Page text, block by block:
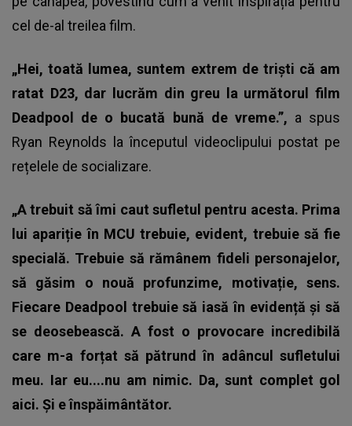
cel de-al treilea film.
„Hei, toată lumea, suntem extrem de triști că am
ratat D23, dar lucrăm din greu la următorul film
Deadpool de o bucată bună de vreme.”, a spus
Ryan Reynolds la începutul videoclipului postat pe
rețelele de socializare.
„A trebuit să îmi caut sufletul pentru acesta. Prima
lui apariție în MCU trebuie, evident, trebuie să fie
specială. Trebuie să rămânem fideli personajelor,
să găsim o nouă profunzime, motivație, sens.
Fiecare Deadpool trebuie să iasă în evidență și să
se deosebească. A fost o provocare incredibilă
care m-a forțat să pătrund în adâncul sufletului
meu. Iar eu....nu am nimic. Da, sunt complet gol
aici. Și e înspăimântător.